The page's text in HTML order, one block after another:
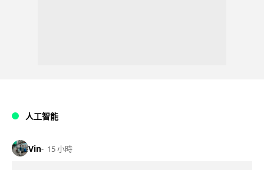
人工智能
Vin 15 小時